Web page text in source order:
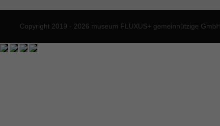
Copyright 2019 - 2026 museum FLUXUS+ gemeinnützige